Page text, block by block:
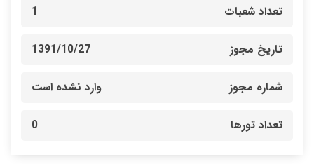
تعداد شعبات 1
تاریخ مجوز 1391/10/27
شماره مجوز وارد نشده است
تعداد تورها 0